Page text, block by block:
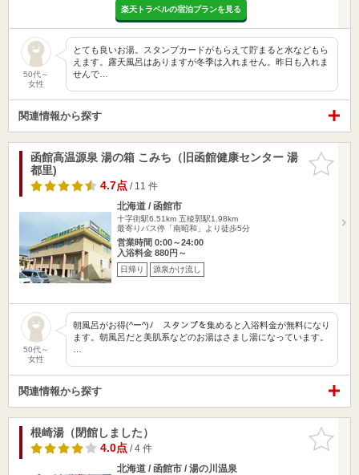
楽天トラベルの宿泊プランを見る
50代～
女性
とても良いお湯。スタンプカードがもらえて貯まると水などもら
えます。露天風呂はありますが冬季は入れません。昨日も入れま
せんで…
関連情報から探す
お気に入
りに追加
函館高温源泉 湯の箱 こみち（旧函館健康センター 湯
都里)
4.7点/ 11 件
北海道 / 函館市
十字街駅6.51km 五稜郭駅1.98km
最寄りバス停「南昭和」より徒歩5分
営業時間 0:00～24:00
入浴料金 880円～
日帰り 源泉かけ流し
50代～
女性
朝風呂がお得(^ー^)ﾉ スタンプを集めると入浴料金が無料になり
ます。朝風呂だと美肌系などのお湯はさまし湯になっています。
関連情報から探す
お気に入
りに追加
根崎湯（閉館しました）
4.0点/ 4 件
北海道 / 函館市 / 湯の川温泉